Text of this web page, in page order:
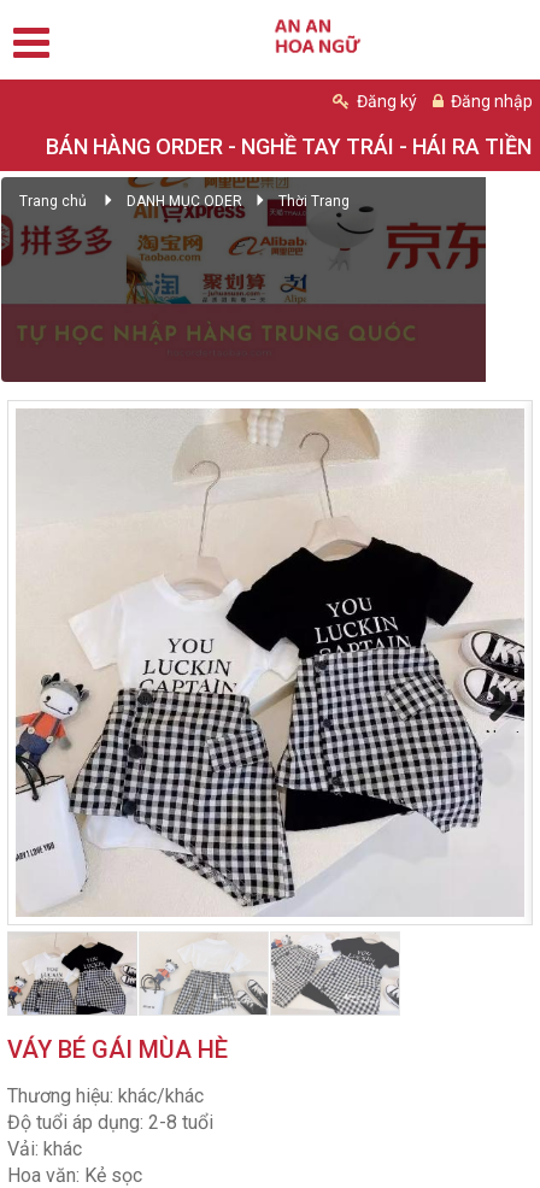
Đăng ký Đăng nhập
BÁN HÀNG ORDER - NGHỀ TAY TRÁI - HÁI RA TIỀN
Trang chủ DANH MỤC ODER Thời Trang
Next
VÁY BÉ GÁI MÙA HÈ
Thương hiệu: khác/khác
Độ tuổi áp dụng: 2-8 tuổi
Vải: khác
Hoa văn: Kẻ sọc